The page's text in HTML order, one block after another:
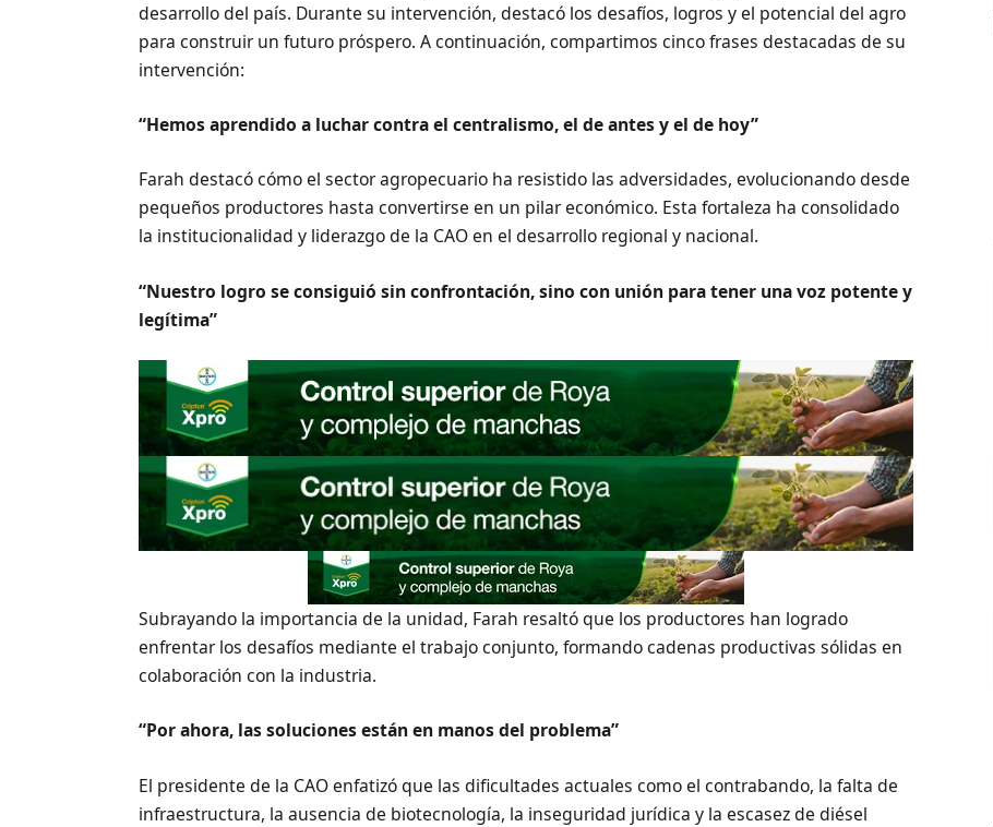
desarrollo del país. Durante su intervención, destacó los desafíos, logros y el potencial del agro
para construir un futuro próspero. A continuación, compartimos cinco frases destacadas de su
intervención:
“Hemos aprendido a luchar contra el centralismo, el de antes y el de hoy”
Farah destacó cómo el sector agropecuario ha resistido las adversidades, evolucionando desde
pequeños productores hasta convertirse en un pilar económico. Esta fortaleza ha consolidado
la institucionalidad y liderazgo de la CAO en el desarrollo regional y nacional.
“Nuestro logro se consiguió sin confrontación, sino con unión para tener una voz potente y
legítima”
Subrayando la importancia de la unidad, Farah resaltó que los productores han logrado
enfrentar los desafíos mediante el trabajo conjunto, formando cadenas productivas sólidas en
colaboración con la industria.
“Por ahora, las soluciones están en manos del problema”
El presidente de la CAO enfatizó que las dificultades actuales como el contrabando, la falta de
infraestructura, la ausencia de biotecnología, la inseguridad jurídica y la escasez de diésel